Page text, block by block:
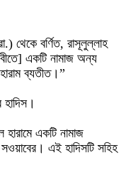
থেকে বর্ণিত, রাসূলুল্লাহ
একটি নামাজ অন্য
ব্যতীত।”
একটি নামাজ
এই হাদিসটি সহিহ